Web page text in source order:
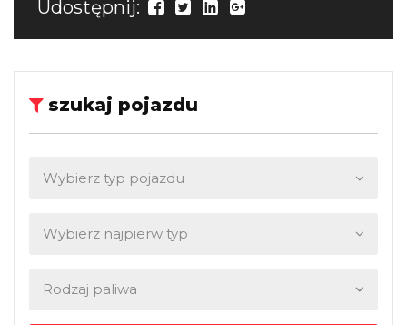
Udostępnij:
szukaj pojazdu